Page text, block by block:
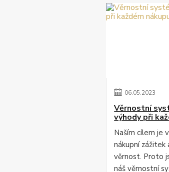
06.05.2023
Věrnostní
výhody při
Naším cílem je
nákupní zážitek
věrnost. Proto
náš věrnostní